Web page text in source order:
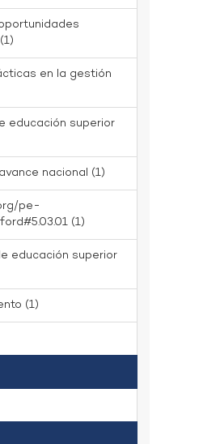
en la gestión
educación superior
nacional (1)
pe-
(1)
educación superior
(1)